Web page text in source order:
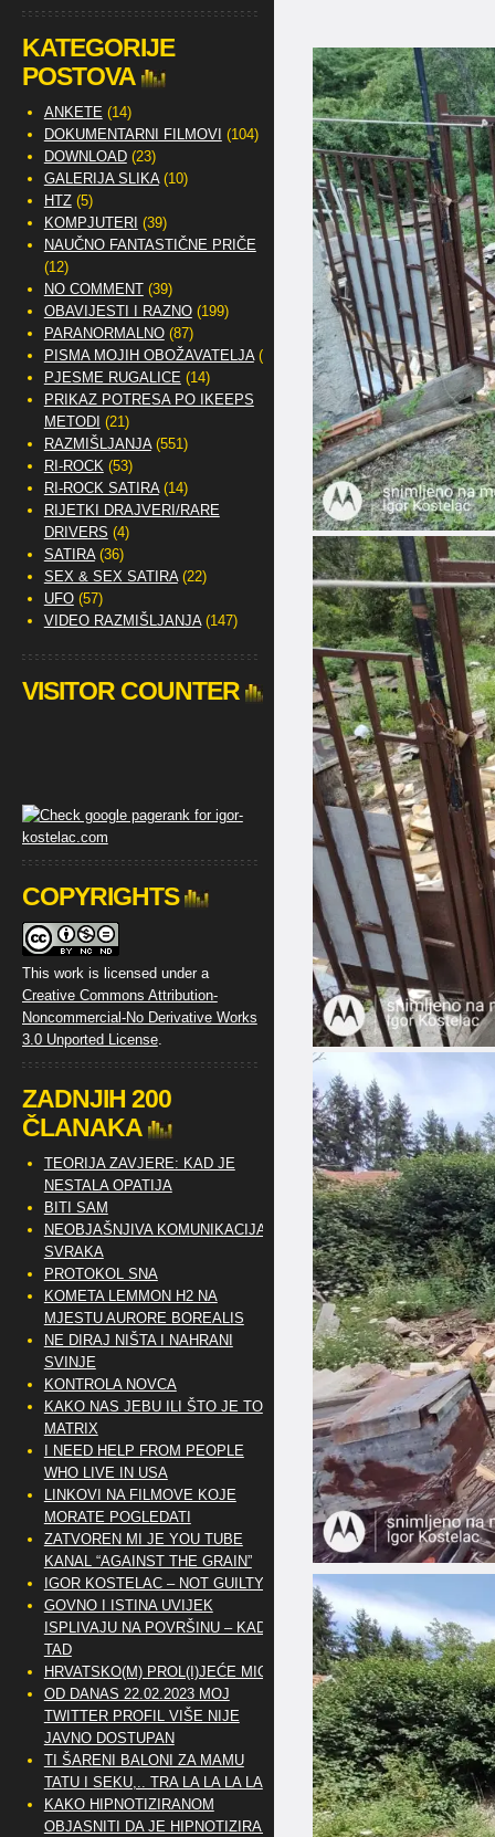
KATEGORIJE
POSTOVA
ANKETE (14)
DOKUMENTARNI FILMOVI (104)
DOWNLOAD(23)
GALERIJA SLIKA(10)
HTZ(5)
KOMPJUTERI (39)
NAUČNO FANTASTIČNE PRIČE
(12)
NO COMMENT(39)
OBAVIJESTI I RAZNO(199)
PARANORMALNO(87)
PISMA MOJIH OBOŽAVATELJA(2)
PJESME RUGALICE (14)
PRIKAZ POTRESA PO IKEEPS
METODI (21)
RAZMIŠLJANJA(551)
RI-ROCK(53)
RI-ROCK SATIRA(14)
RIJETKI DRAJVERI/RARE
DRIVERS (4)
SATIRA(36)
SEX & SEX SATIRA(22)
UFO(57)
VIDEO RAZMIŠLJANJA(147)
VISITOR COUNTER
COPYRIGHTS
This work is licensed under a
Creative Commons Attribution-
Noncommercial-No Derivative Works
3.0 Unported License.
ZADNJIH 200
ČLANAKA
TEORIJA ZAVJERE: KAD JE
NESTALA OPATIJA
BITI SAM
NEOBJAŠNJIVA KOMUNIKACIJA
SVRAKA
PROTOKOL SNA
KOMETA LEMMON H2 NA
MJESTU AURORE BOREALIS
NE DIRAJ NIŠTA I NAHRANI
SVINJE
KONTROLA NOVCA
KAKO NAS JEBU ILI ŠTO JE TO
MATRIX
I NEED HELP FROM PEOPLE
WHO LIVE IN USA
LINKOVI NA FILMOVE KOJE
MORATE POGLEDATI
ZATVOREN MI JE YOU TUBE
KANAL “AGAINST THE GRAIN”
IGOR KOSTELAC – NOT GUILTY
GOVNO I ISTINA UVIJEK
ISPLIVAJU NA POVRŠINU – KAD
TAD
HRVATSKO(M) PROL(I)JEĆE MIG
OD DANAS 22.02.2023 MOJ
TWITTER PROFIL VIŠE NIJE
JAVNO DOSTUPAN
TI ŠARENI BALONI ZA MAMU
TATU I SEKU,.. TRA LA LA LA LA
KAKO HIPNOTIZIRANOM
OBJASNITI DA JE HIPNOTIZIRAN